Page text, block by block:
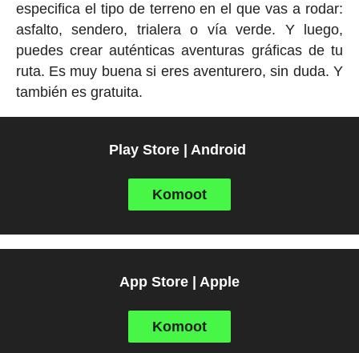
especifica el tipo de terreno en el que vas a rodar:
asfalto, sendero, trialera o vía verde. Y luego,
puedes crear auténticas aventuras gráficas de tu
ruta. Es muy buena si eres aventurero, sin duda. Y
también es gratuita.
Play Store | Android
Komoot
App Store | Apple
Komoot